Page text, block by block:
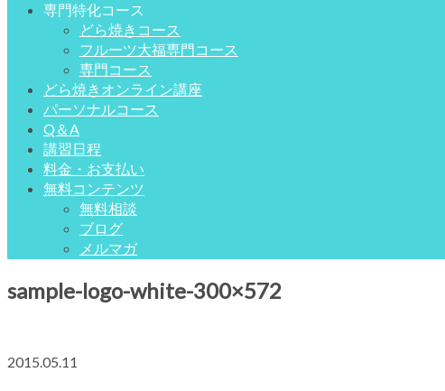
専門特化コース
どら焼きコース
フルーツ大福専門コース
専門コース
どら焼きオンライン講座
パーソナルコース
Q＆A
講習日程
料金・お支払い
無料コンテンツ
無料相談
ブログ
メルマガ
sample-logo-white-300×572
2015.05.11